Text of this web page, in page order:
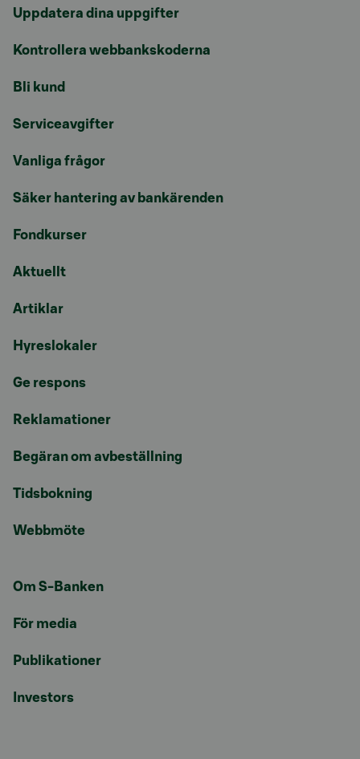
Uppdatera dina uppgifter
Kontrollera webbankskoderna
Bli kund
Serviceavgifter
Vanliga frågor
Säker hantering av bankärenden
Fondkurser
Aktuellt
Artiklar
Hyreslokaler
Ge respons
Reklamationer
Begäran om avbeställning
Tidsbokning
Webbmöte
Om S-Banken
För media
Publikationer
Investors